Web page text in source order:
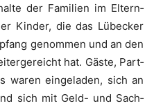
der Fami­li­en im Eltern­
Kin­der, die das Lübe­cker
genom­men und an den
hat. Gäs­te, Part­
waren ein­ge­la­den, sich an
sich mit Geld- und Sach­